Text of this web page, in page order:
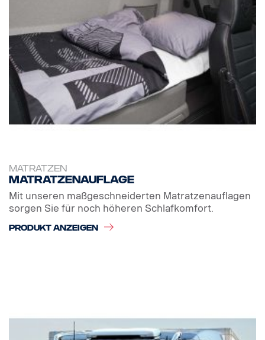
MATRATZEN
Matratzenauflage
Mit unseren maßgeschneiderten Matratzenauflagen
sorgen Sie für noch höheren Schlafkomfort.
PRODUKT ANZEIGEN